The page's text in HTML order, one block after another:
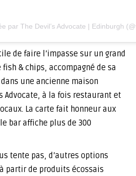
par The Devil’s Advocate | Edinburgh
de faire l’impasse sur un grand
& chips, accompagné de sa
une ancienne maison
Advocate, à la fois restaurant et
La carte fait honneur aux
bar affiche plus de 300
tente pas, d’autres options
partir de produits écossais